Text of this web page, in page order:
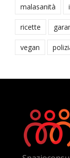
malasanità
ricette
vegan